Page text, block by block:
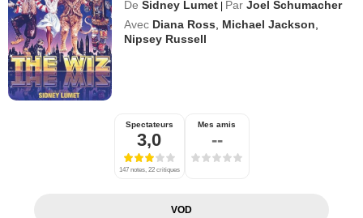
De Sidney Lumet | Par Joel Schumacher
Avec Diana Ross Michael Jackson
Nipsey Russell
Spectateurs
3,0
147 notes, 22 critiques
Mes amis
--
VOD